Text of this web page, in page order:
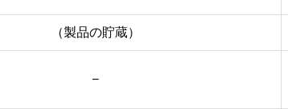
（製品の貯蔵）
−